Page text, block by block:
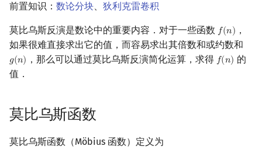
始
化
搜
索
擎
如何参与
OI Wiki 不是什么
题型
学习路线
常见错误
VS Code
评测工具 Cena
命令行
Generator
变量
C++ 标准库 STL 算法
C++ 进阶
值类别
枚举
模拟
冒泡排序
BFS（搜索）
双向搜索
记忆化搜索
背包 DP
斜率优化
标准库
字符串匹配
平衡三进制
格雷码
求法
莫比乌斯反演
快速傅里叶变换
快速数论变换
容斥原理
斐波那契数列
内积和外积
矩阵
环论
域论
随机变量
随机变量的数字特征
零和游戏
非公平组合游戏
高斯消元
牛顿迭代法
队列
链表
配对堆
块状链表
李超线段树
Kinetic Tournament Tree
Splay 树
可持久化块状数组
线段树套平衡树
Euler Tour Tree
图的存储
DFS（图论）
树的中心
k 短路
最小直径生成树
割点和桥
最小割
二分图最大权匹配
三维计算几何基础
距离
双指针
离线算法
整体二分
爬山算法
括号序列
线段树与离线询问
前置知识： 数论分块、 狄利克雷卷积
莫比乌斯反演是数论中的重要内容．对于一些函数 𝑓(𝑛)
f(n)
，
如果很难直接求出它的值，而容易求出其倍数和或约数和
𝑔(𝑛)
g(n) ，那么可以通过莫比乌斯反演简化运算，求得 𝑓(𝑛)
f(n)
的
值．
莫比乌斯函数
莫比乌斯函数（Möbius 函数）定义为